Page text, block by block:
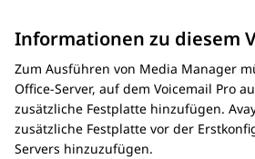
Informationen zu diesem
Zum Ausführen von Media Manager
Office-Server, auf dem Voicemail Pro
zusätzliche Festplatte hinzufügen.
zusätzliche Festplatte vor der
Servers hinzuzufügen.